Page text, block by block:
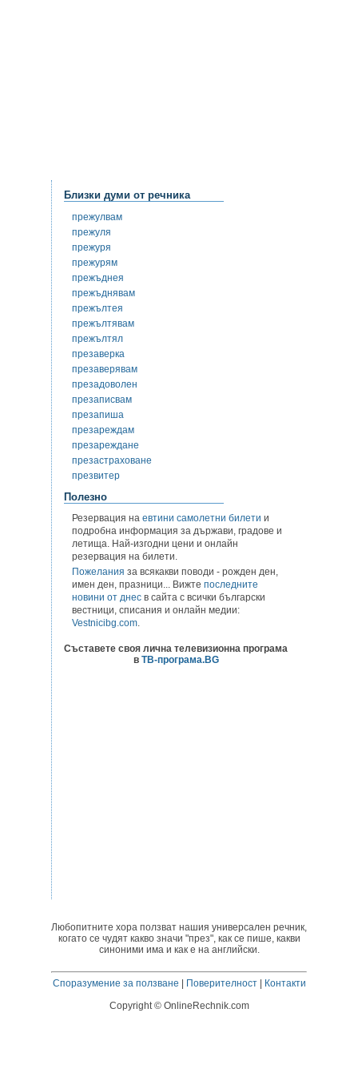
Близки думи от речника
прежулвам
прежуля
прежуря
прежурям
прежъднея
прежъднявам
прежълтея
прежълтявам
прежълтял
презаверка
презаверявам
презадоволен
презаписвам
презапиша
презареждам
презареждане
презастраховане
презвитер
Полезно
Резервация на евтини самолетни билети и
подробна информация за държави, градове и
летища. Най-изгодни цени и онлайн
резервация на билети.
Пожелания за всякакви поводи - рожден ден,
имен ден, празници... Вижте последните
новини от днес в сайта с всички български
вестници, списания и онлайн медии:
Vestnicibg.com.
Съставете своя лична телевизионна програма
в ТВ-програма.BG
Любопитните хора ползват нашия универсален речник,
когато се чудят какво значи "през", как се пише, какви
синоними има и как е на английски.
Споразумение за ползване Поверителност|
Контакти
Copyright © OnlineRechnik.com